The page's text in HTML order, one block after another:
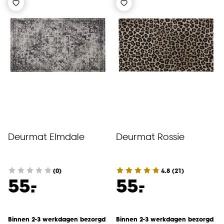
Deurmat Elmdale
(0)
55.
-
Binnen 2-3 werkdagen bezorgd
Deurmat Rossie
4.8 (21)
55.
-
Binnen 2-3 werkdagen bezorgd